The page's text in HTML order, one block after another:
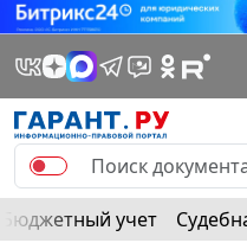
Бюджетный учет